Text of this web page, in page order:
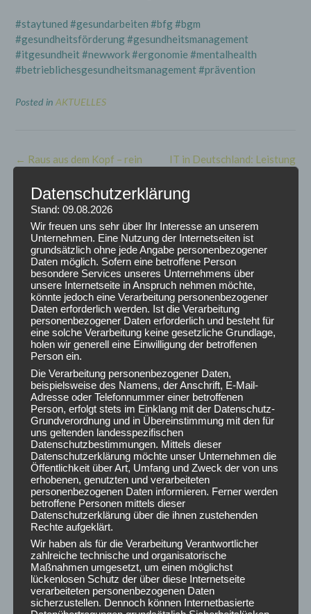
#staytuned #gesundarbeiten #bfg #bgm
#gesundheitsförderung #gesundheitsmanagement
#itgesundheit #newwork #ergonomie #mentalhealth
#betrieblichesgesundheitsmanagement #prävention
Posted in AKTUELLES
Post
IT in Deutschland: Leistung
← Raus aus dem Kopf – rein
ARCHIV
August 2026
Juli 2026
Juni 2026
Mai 2026
März 2026
Februar 2026
Januar 2026
Dezember 2025
November 2025
Oktober 2025
September 2025
August 2025
Juli 2025
Juni 2025
Mai 2025
April 2025
März 2025
Februar 2025
Datenschutzerklärung
Stand: 09.08.2026
Wir freuen uns sehr über Ihr Interesse an unserem
Unternehmen. Eine Nutzung der Internetseiten ist
grundsätzlich ohne jede Angabe personenbezogener
Daten möglich. Sofern eine betroffene Person
besondere Services unseres Unternehmens über
unsere Internetseite in Anspruch nehmen möchte,
könnte jedoch eine Verarbeitung personenbezogener
Daten erforderlich werden. Ist die Verarbeitung
personenbezogener Daten erforderlich und besteht für
eine solche Verarbeitung keine gesetzliche Grundlage,
holen wir generell eine Einwilligung der betroffenen
Person ein.
Die Verarbeitung personenbezogener Daten,
beispielsweise des Namens, der Anschrift, E-Mail-
Adresse oder Telefonnummer einer betroffenen
Person, erfolgt stets im Einklang mit der Datenschutz-
Grundverordnung und in Übereinstimmung mit den für
uns geltenden landesspezifischen
Datenschutzbestimmungen. Mittels dieser
Datenschutzerklärung möchte unser Unternehmen die
Öffentlichkeit über Art, Umfang und Zweck der von uns
erhobenen, genutzten und verarbeiteten
personenbezogenen Daten informieren. Ferner werden
betroffene Personen mittels dieser
Datenschutzerklärung über die ihnen zustehenden
Rechte aufgeklärt.
Wir haben als für die Verarbeitung Verantwortlicher
zahlreiche technische und organisatorische
Maßnahmen umgesetzt, um einen möglichst
lückenlosen Schutz der über diese Internetseite
verarbeiteten personenbezogenen Daten
sicherzustellen. Dennoch können Internetbasierte